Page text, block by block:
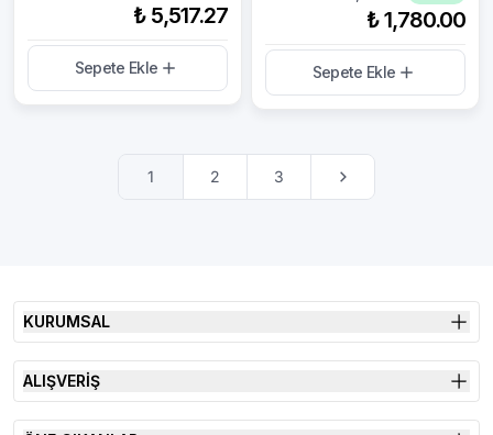
₺ 5,517.27
Sepete Ekle
₺ 1,780.00
Sepete Ekle
1 2 3
KURUMSAL
ALIŞVERİŞ